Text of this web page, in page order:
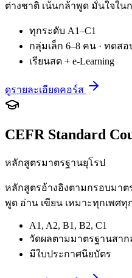
ต่างชาติ เน้นกล้าพูด มั่นใจใน
ทุกระดับ A1–C1
กลุ่มเล็ก 6–8 คน · ทดส
เรียนสด + e-Learning
ดูรายละเอียดคอร์ส
CEFR Standard
หลักสูตรมาตรฐานยุโรป
หลักสูตรอ้างอิงตามกรอบมาต
พูด อ่าน เขียน เหมาะทุกเพศทุ
A1, A2, B1, B2, C1
วัดผลตามมาตรฐานสาก
มีใบประกาศนียบัตร